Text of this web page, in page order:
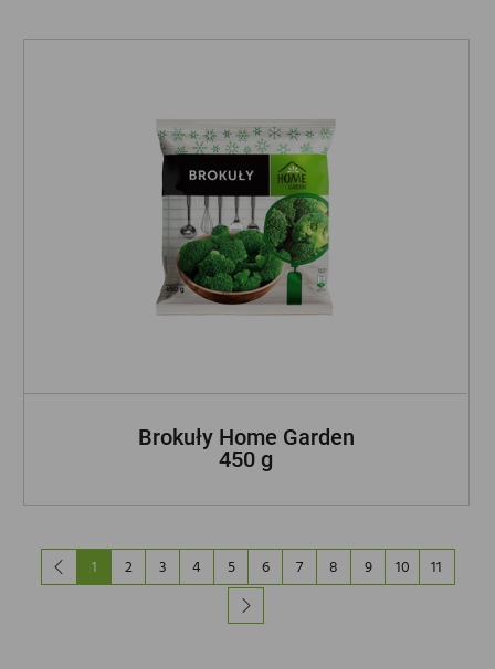
Brokuły Home Garden
450 g